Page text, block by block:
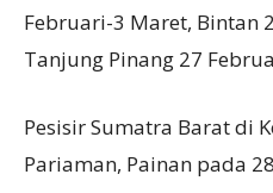
Februari-3 Maret, Bintan
Tanjung Pinang 27
Pesisir Sumatra Barat di
Pariaman, Painan pada